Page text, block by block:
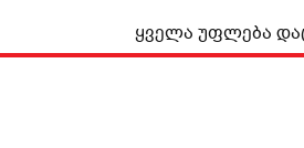
ყველა უფლება